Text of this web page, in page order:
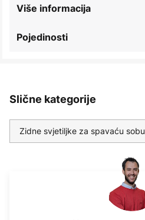
Pojedinosti
Više informacija
Slične kategorije
Zidne svjetiljke za spavaću sobu